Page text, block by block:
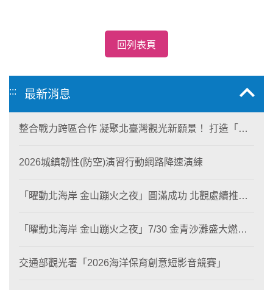
回列表頁
::: 最新消息
整合戰力跨區合作 凝聚北臺灣觀光新願景！ 打造「生
2026城鎮韌性(防空)演習行動網路降速演練
「曜動北海岸 金山蹦火之夜」圓滿成功 北觀處續推照
「曜動北海岸 金山蹦火之夜」7/30 金青沙灘盛大燃
交通部觀光署「2026海洋保育創意短影音競賽」